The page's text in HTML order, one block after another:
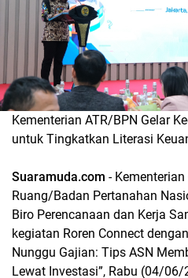
Kementerian ATR/BPN Gelar
untuk Tingkatkan Literasi
Suaramuda.com -
Ruang/Badan Pertanahan
Biro Perencanaan dan Kerja
kegiatan Roren Connect
Nunggu Gajian: Tips ASN
Lewat Investasi”, Rabu (04/